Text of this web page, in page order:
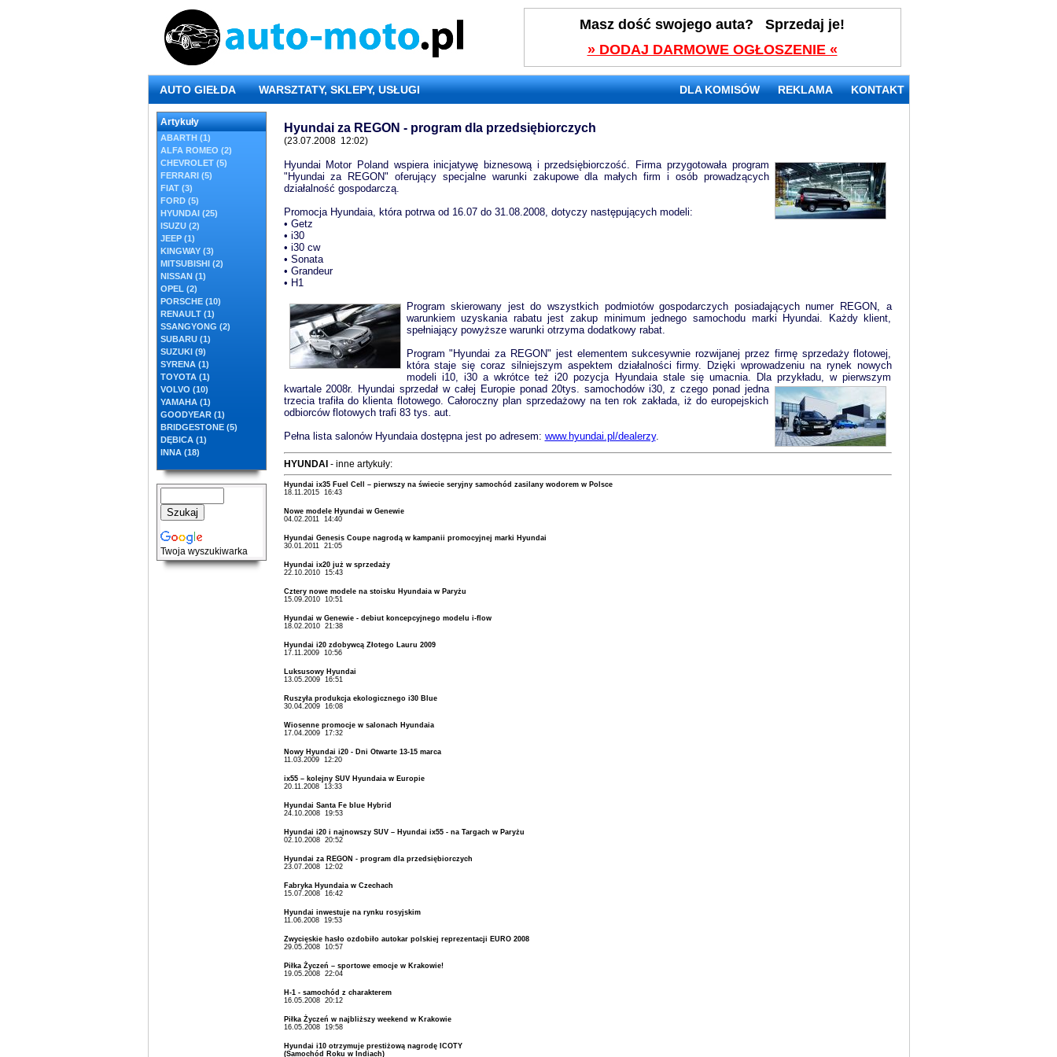
Masz dość swojego auta? Sprzedaj je!
» DODAJ DARMOWE OGŁOSZENIE «
AUTO GIEŁDA WARSZTATY, SKLEPY, USŁUGI DLA KOMISÓW REKLAMA KONTAKT
Artykuły
ABARTH (1)
ALFA ROMEO (2)
CHEVROLET (5)
FERRARI (5)
FIAT (3)
FORD (5)
HYUNDAI (25)
ISUZU (2)
JEEP (1)
KINGWAY (3)
MITSUBISHI (2)
NISSAN (1)
OPEL (2)
PORSCHE (10)
RENAULT (1)
SSANGYONG (2)
SUBARU (1)
SUZUKI (9)
SYRENA (1)
TOYOTA (1)
VOLVO (10)
YAMAHA (1)
GOODYEAR (1)
BRIDGESTONE (5)
DĘBICA (1)
INNA (18)
Twoja wyszukiwarka
Hyundai za REGON - program dla przedsiębiorczych
(23.07.2008 12:02)
Hyundai Motor Poland wspiera inicjatywę biznesową i przedsiębiorczość. Firma przygotowała program
"Hyundai za REGON" oferujący specjalne warunki zakupowe dla małych firm i osób prowadzących
działalność gospodarczą.
Promocja Hyundaia, która potrwa od 16.07 do 31.08.2008, dotyczy następujących modeli:
• Getz
• i30
• i30 cw
• Sonata
• Grandeur
• H1
Program skierowany jest do wszystkich podmiotów gospodarczych posiadających numer REGON, a
warunkiem uzyskania rabatu jest zakup minimum jednego samochodu marki Hyundai. Każdy klient,
spełniający powyższe warunki otrzyma dodatkowy rabat.
Program "Hyundai za REGON" jest elementem sukcesywnie rozwijanej przez firmę sprzedaży flotowej,
która staje się coraz silniejszym aspektem działalności firmy. Dzięki wprowadzeniu na rynek nowych
modeli i10, i30 a wkrótce też i20 pozycja Hyundaia stale się umacnia. Dla przykładu, w pierwszym
kwartale 2008r. Hyundai sprzedał w całej Europie ponad 20tys. samochodów i30, z czego ponad jedna
trzecia trafiła do klienta flotowego. Całoroczny plan sprzedażowy na ten rok zakłada, iż do europejskich
odbiorców flotowych trafi 83 tys. aut.
Pełna lista salonów Hyundaia dostępna jest po adresem: www.hyundai.pl/dealerzy.
HYUNDAI - inne artykuły:
Hyundai ix35 Fuel Cell – pierwszy na świecie seryjny samochód zasilany wodorem w Polsce
18.11.2015 16:43
Nowe modele Hyundai w Genewie
04.02.2011 14:40
Hyundai Genesis Coupe nagrodą w kampanii promocyjnej marki Hyundai
30.01.2011 21:05
Hyundai ix20 już w sprzedaży
22.10.2010 15:43
Cztery nowe modele na stoisku Hyundaia w Paryżu
15.09.2010 10:51
Hyundai w Genewie - debiut koncepcyjnego modelu i-flow
18.02.2010 21:38
Hyundai i20 zdobywcą Złotego Lauru 2009
17.11.2009 10:56
Luksusowy Hyundai
13.05.2009 16:51
Ruszyła produkcja ekologicznego i30 Blue
30.04.2009 16:08
Wiosenne promocje w salonach Hyundaia
17.04.2009 17:32
Nowy Hyundai i20 - Dni Otwarte 13-15 marca
11.03.2009 12:20
ix55 – kolejny SUV Hyundaia w Europie
20.11.2008 13:33
Hyundai Santa Fe blue Hybrid
24.10.2008 19:53
Hyundai i20 i najnowszy SUV – Hyundai ix55 - na Targach w Paryżu
02.10.2008 20:52
Hyundai za REGON - program dla przedsiębiorczych
23.07.2008 12:02
Fabryka Hyundaia w Czechach
15.07.2008 16:42
Hyundai inwestuje na rynku rosyjskim
11.06.2008 19:53
Zwycięskie hasło ozdobiło autokar polskiej reprezentacji EURO 2008
29.05.2008 10:57
Piłka Życzeń – sportowe emocje w Krakowie!
19.05.2008 22:04
H-1 - samochód z charakterem
16.05.2008 20:12
Piłka Życzeń w najbliższy weekend w Krakowie
16.05.2008 19:58
Hyundai i10 otrzymuje prestiżową nagrodę ICOTY
(Samochód Roku w Indiach)